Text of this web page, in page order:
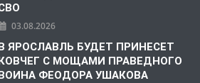
03.08.2026
ЯРОСЛАВЛЬ БУДЕТ ПРИНЕСЕТ
С МОЩАМИ ПРАВЕДНОГО
ФЕОДОРА УШАКОВА